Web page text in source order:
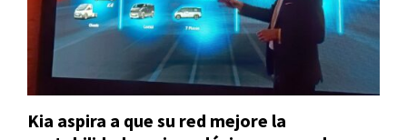
Kia aspira a que su red mejore la